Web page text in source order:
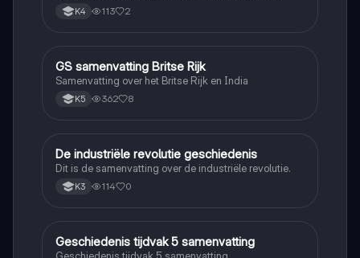
K4 113 2
Geschiedenis
GS samenvatting Britse Rijk
Samenvatting over het Britse Rijk en India
K5 362 8
Geschiedenis
De industriële revolutie geschiedenis
Dit is de samenvatting over de industriële revolutie.
K3 114 0
Geschiedenis
Geschiedenis tijdvak 5 samenvatting
Geschiedenis tijdvak 5 samenvatting